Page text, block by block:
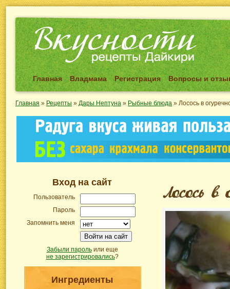
Главная Владмама Регистрация Вопросы и
Главная » Рецепты » Дары Нептуна » Рыбные блюда » Лосось в
Вход на сайт
Пользователь
Пароль
Запомнить меня
Войти на сайт
Забыли парольили еще
не зарегистрировались?
Ингредиенты